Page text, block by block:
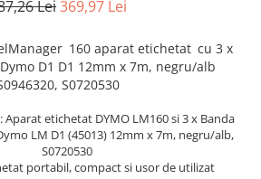
Phomemo
M110 |
Phomemo
decoratiuni
to Fix
de lipit
si accesorii
Lei369,97 Lei
160 aparat etichetat cu 3 x
D1 D1 12mm x 7m, negru/alb
S0720530
etichetat DYMO LM160 si 3 x Banda
LM D1 (45013) 12mm x 7m, negru/alb,
S0720530
portabil, compact si usor de utilizat